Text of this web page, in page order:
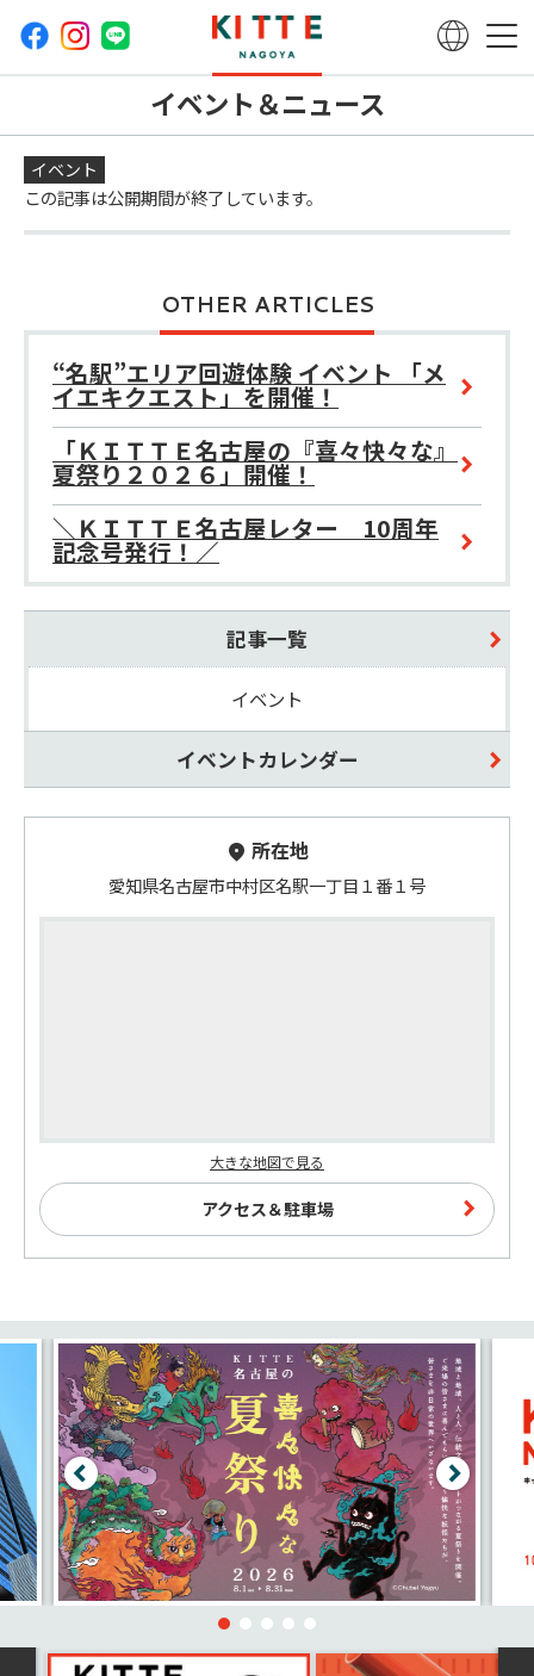
イベント＆ニュース
イベント
この記事は公開期間が終了しています。
OTHER ARTICLES
“名駅”エリア回遊体験 イベント 「メ
イエキクエスト」を開催！
「ＫＩＴＴＥ名古屋の『喜々快々な』
夏祭り２０２６」開催！
＼ＫＩＴＴＥ名古屋レター 10周年
記念号発行！／
記事一覧
イベント
イベントカレンダー
所在地
愛知県名古屋市中村区名駅一丁目１番１号
大きな地図で見る
アクセス＆駐車場